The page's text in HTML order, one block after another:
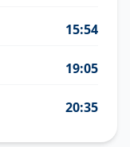
15:54
19:05
20:35